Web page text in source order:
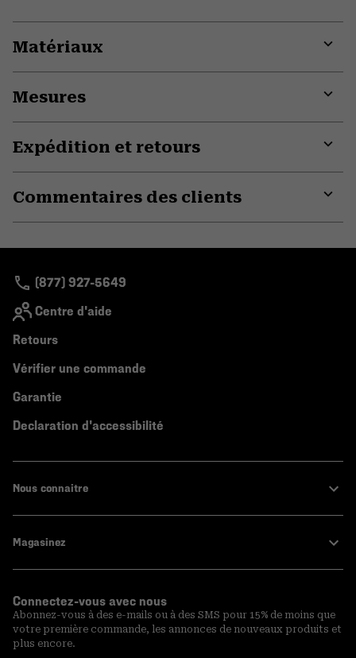
Matériaux
Mesures
Expédition et retours
Commentaires des clients
(877) 927-5649
Centre d'aide
Retours
Vérifier une commande
Garantie
Declaration d'accessibilité
Nous connaitre
Magasinez
Connectez-vous avec nous
Abonnez-vous à des e-mails ou à des SMS pour 15% de moins que
votre première commande, les annonces de nouveaux produits et
plus encore.